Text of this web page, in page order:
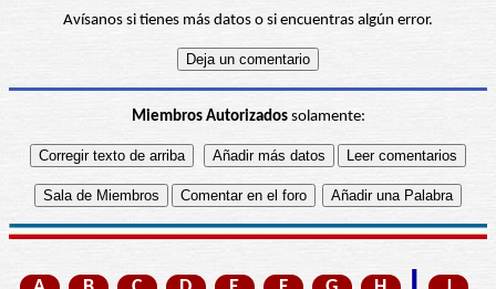
Avísanos si tienes más datos o si encuentras algún error.
Miembros Autorizadossolamente: